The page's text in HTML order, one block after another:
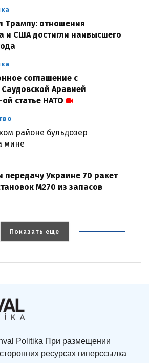
Трампу: отношения
и США достигли наивысшего
соглашение с
Аравией
статье НАТО
районе бульдозер
мине
Украине 70 ракет
M270 из запасов
Показать еще
Politika При размещении
ресурсах гиперссылка